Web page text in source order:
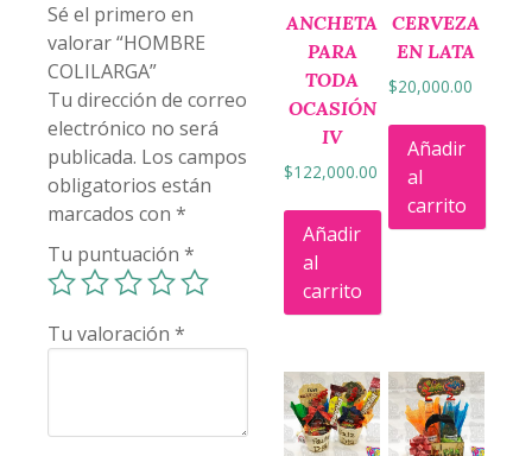
Sé el primero en
valorar “HOMBRE
COLILARGA”
Tu dirección de correo
electrónico no será
publicada. Los campos
obligatorios están
marcados con *
Tu puntuación *
Tu valoración *
ANCHETA
PARA
TODA
OCASIÓN
IV
$122,000.00
Añadir
al
carrito
CERVEZA
EN LATA
$20,000.00
Añadir
al
carrito